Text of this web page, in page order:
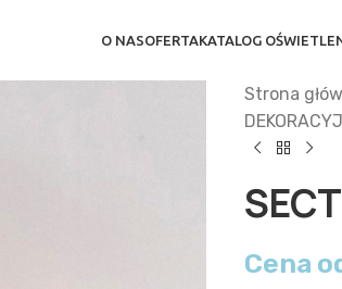
O NASOFERTAKATALOG
Strona
Cena